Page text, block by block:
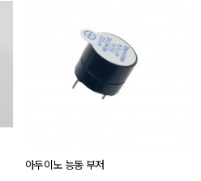
아두이노 능동 부저